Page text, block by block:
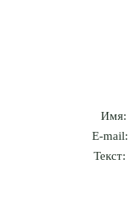
Имя:
E-mail:
Текст: